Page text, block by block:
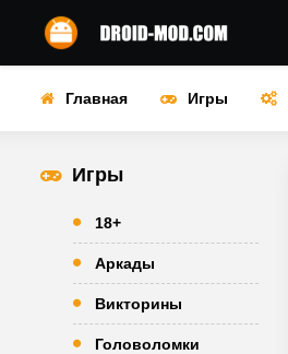
Главная Игры
Игры
18+
Аркады
Викторины
Головоломки